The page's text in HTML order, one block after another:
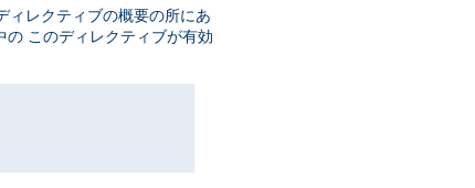
ィレクティブの概要の所にあ
の このディレクティブが有効